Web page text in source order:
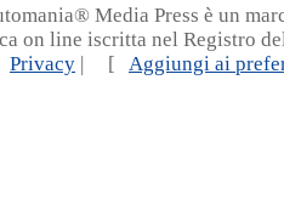
Media Press è un
on line iscritta nel Registro
Privacy | [ Aggiungi ai